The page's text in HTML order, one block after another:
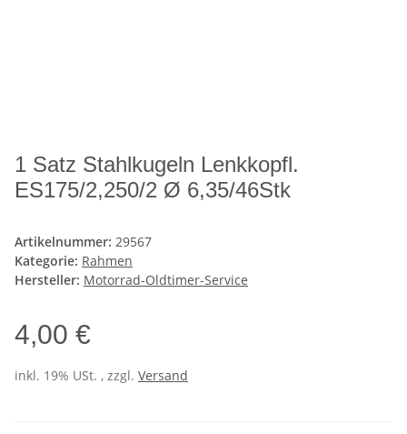
1 Satz Stahlkugeln Lenkkopfl.
ES175/2,250/2 Ø 6,35/46Stk
Artikelnummer: 29567
Kategorie: Rahmen
Hersteller: Motorrad-Oldtimer-Service
4,00 €
inkl. 19% USt. , zzgl. Versand